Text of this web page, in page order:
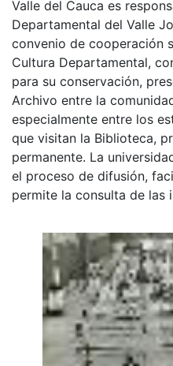
Valle del Cauca es
Departamental del Valle
convenio de cooperación
Cultura Departamental,
para su conservación,
Archivo entre la
especialmente entre los
que visitan la Biblioteca,
permanente. La
el proceso de difusión,
permite la consulta de las